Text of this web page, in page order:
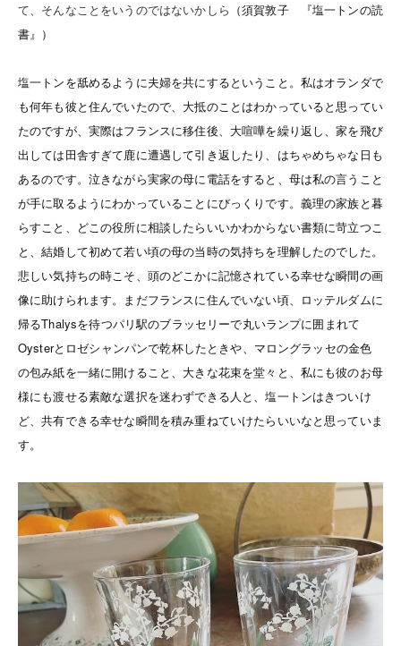
て、そんなことをいうのではないかしら （須賀敦子 『塩一トンの読
書』）
塩一トンを舐めるように夫婦を共にするということ。私はオランダで
も何年も彼と住んでいたので、大抵のことはわかっていると思ってい
たのですが、実際はフランスに移住後、大喧嘩を繰り返し、家を飛び
出しては田舎すぎて鹿に遭遇して引き返したり、はちゃめちゃな日も
あるのです。 泣きながら実家の母に電話をすると、母は私の言うこと
が手に取るようにわかっていることにびっくりです。義理の家族と暮
らすこと、
どこの役所に相談したらいいかわからない書類に苛立つこ
と、結婚して初めて若い頃の母の当時の気持ちを理解したのでした。
悲しい気持ちの時こそ、頭のどこかに記憶されている幸せな瞬間の画
像に助けられます。まだフランスに住んでいない頃、ロッテルダムに
帰るThalysを待つパリ駅のブラッセリーで丸いランプに囲まれて
Oysterとロゼシャンパンで乾杯したときや、マロングラッセの金色
の包み紙を一緒に開けること、大きな花束を堂々と、私にも彼のお母
様にも渡せる素敵な選択を迷わずできる人と、塩一トンはきついけ
ど、共有できる幸せな瞬間を積み重ねていけたらいいなと思っていま
す。